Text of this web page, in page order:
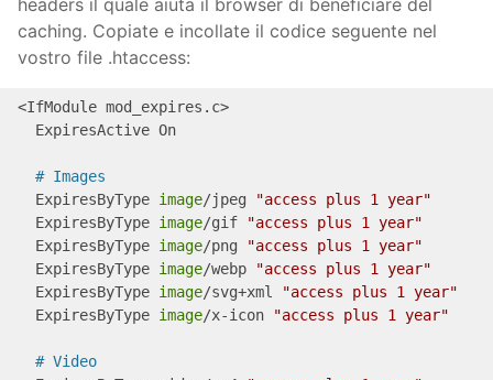
headers il quale aiuta il browser di beneficiare del
caching. Copiate e incollate il codice seguente nel
vostro file .htaccess:
<IfModule mod_expires.c>
# Images
  ExpiresByType
image/jpeg
"access plus 1 year"
  ExpiresByType
image/gif
"access plus 1 year"
  ExpiresByType
image/png
"access plus 1 year"
  ExpiresByType
image/webp
"access plus 1 year"
  ExpiresByType
image/svg+xml
"access plus 1 year"
  ExpiresByType
image/x-icon "access plus 1 year"
# Video